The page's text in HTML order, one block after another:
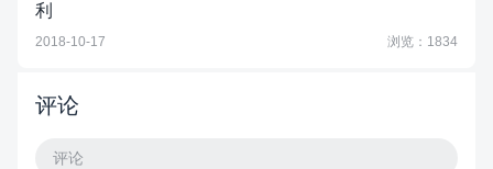
利
2018-10-17 浏览：1834
评论
评论